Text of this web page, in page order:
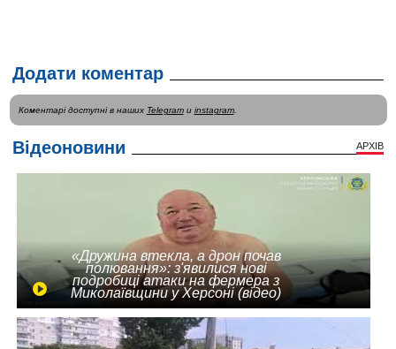
Додати коментар
Коментарі доступні в наших Telegramи instagram.
Відеоновини АРХІВ
«Дружина втекла, а дрон почав
полювання»: з'явилися нові
подробиці атаки на фермера з
Миколаївщини у Херсоні (відео)